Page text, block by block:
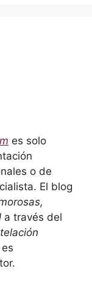
es solo
o de
El blog
a través del